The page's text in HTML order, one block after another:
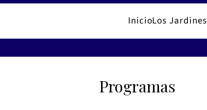
InicioLos Jardines
Programas